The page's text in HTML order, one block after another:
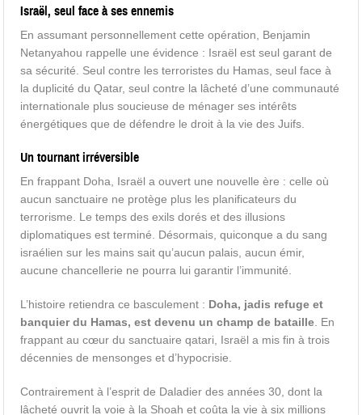
Israël, seul face à ses ennemis
En assumant personnellement cette opération, Benjamin
Netanyahou rappelle une évidence : Israël est seul garant de
sa sécurité. Seul contre les terroristes du Hamas, seul face à
la duplicité du Qatar, seul contre la lâcheté d’une communauté
internationale plus soucieuse de ménager ses intérêts
énergétiques que de défendre le droit à la vie des Juifs.
Un tournant irréversible
En frappant Doha, Israël a ouvert une nouvelle ère : celle où
aucun sanctuaire ne protège plus les planificateurs du
terrorisme. Le temps des exils dorés et des illusions
diplomatiques est terminé. Désormais, quiconque a du sang
israélien sur les mains sait qu’aucun palais, aucun émir,
aucune chancellerie ne pourra lui garantir l’immunité.
L’histoire retiendra ce basculement : Doha, jadis refuge et
banquier du Hamas, est devenu un champ de bataille . En
frappant au cœur du sanctuaire qatari, Israël a mis fin à trois
décennies de mensonges et d’hypocrisie.
Contrairement à l’esprit de Daladier des années 30, dont la
lâcheté ouvrit la voie à la Shoah et coûta la vie à six millions